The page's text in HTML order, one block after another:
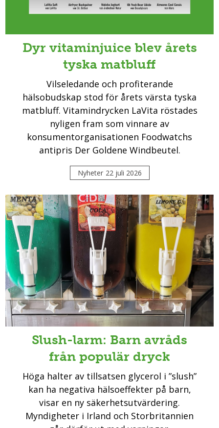
Dyr vitaminjuice blev årets
tyska matbluff
Vilseledande och profiterande
hälsobudskap stod för årets värsta tyska
matbluff. Vitamindrycken LaVita röstades
nyligen fram som vinnare av
konsumentorganisationen Foodwatchs
antipris Der Goldene Windbeutel.
Nyheter 22 juli 2026
Slush-larm: Barn avråds
från populär dryck
Höga halter av tillsatsen glycerol i ”slush”
kan ha negativa hälsoeffekter på barn,
visar en ny säkerhetsutvärdering.
Myndigheter i Irland och Storbritannien